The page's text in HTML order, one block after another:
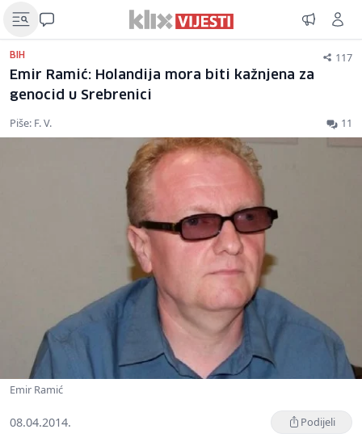
BIH 117
Emir Ramić: Holandija mora biti kažnjena za
genocid u Srebrenici
Piše: F. V. 11
Emir Ramić
08.04.2014. Podijeli